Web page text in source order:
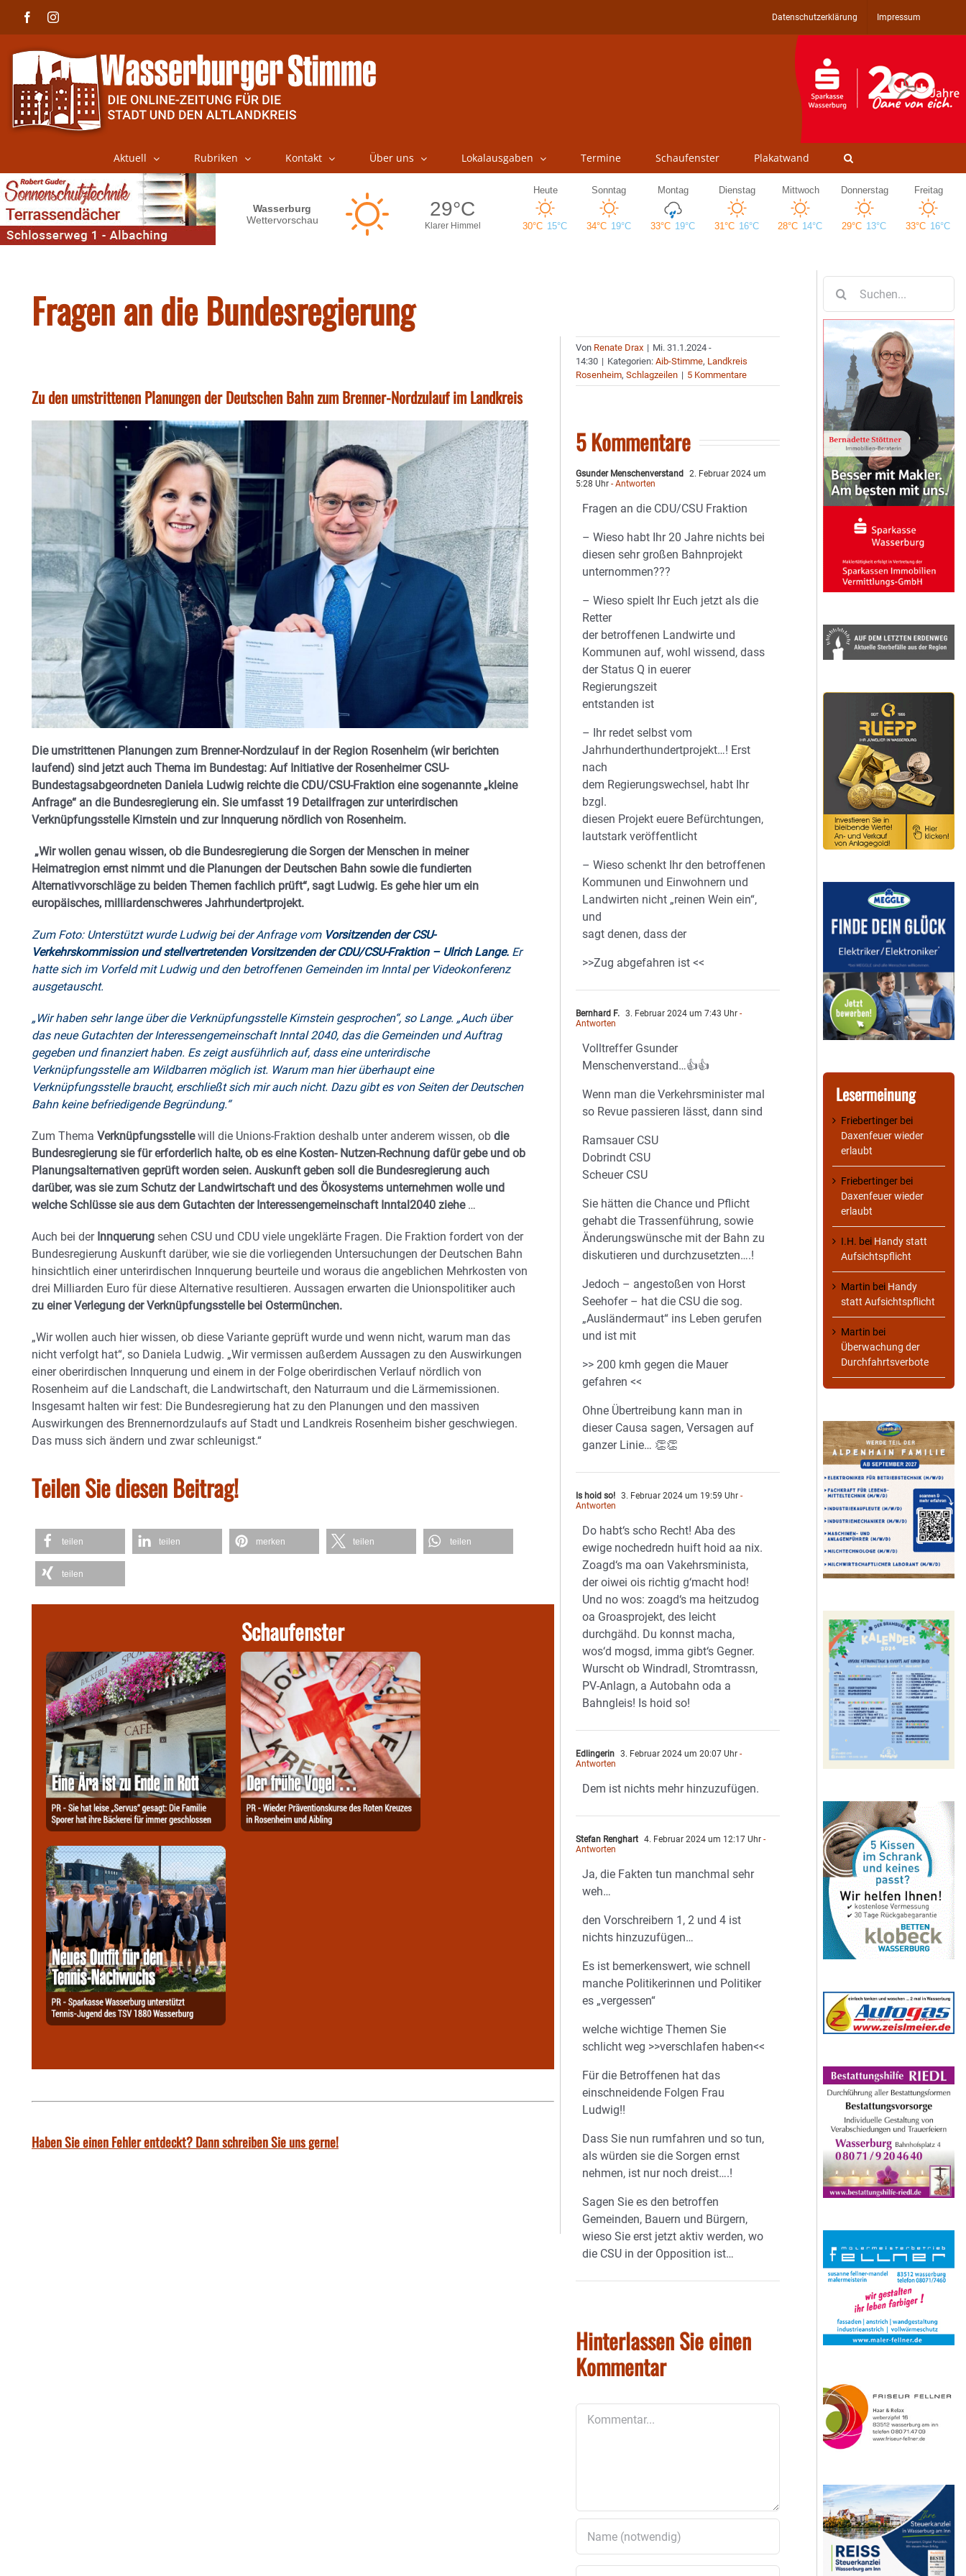
FacebookInstagram Datenschutzerklärung Impressum
Aktuell Rubriken Kontakt Über uns Lokalausgaben Termine Schaufenster Plakatwand
Fragen an die Bundesregierung
Zu den umstrittenen Planungen der Deutschen Bahn zum Brenner-Nordzulauf im Landkreis
Die umstrittenen Planungen zum Brenner-Nordzulauf in der Region Rosenheim (wir berichten
laufend) sind jetzt auch Thema im Bundestag: Auf Initiative der Rosenheimer CSU-
Bundestagsabgeordneten Daniela Ludwig reichte die CDU/CSU-Fraktion eine sogenannte „kleine
Anfrage“ an die Bundesregierung ein. Sie umfasst 19 Detailfragen zur unterirdischen
Verknüpfungsstelle Kirnstein und zur Innquerung nördlich von Rosenheim.
„Wir wollen genau wissen, ob die Bundesregierung die Sorgen der Menschen in meiner
Heimatregion ernst nimmt und die Planungen der Deutschen Bahn sowie die fundierten
Alternativvorschläge zu beiden Themen fachlich prüft“, sagt Ludwig. Es gehe hier um ein
europäisches, milliardenschweres Jahrhundertprojekt.
Zum Foto: Unterstützt wurde Ludwig bei der Anfrage vomVorsitzenden der CSU-
Verkehrskommission und stellvertretenden Vorsitzenden der CDU/CSU-Fraktion – Ulrich Lange. Er
hatte sich im Vorfeld mit Ludwig und den betroffenen Gemeinden im Inntal per Videokonferenz
ausgetauscht.
„Wir haben sehr lange über die Verknüpfungsstelle Kirnstein gesprochen“, so Lange. „Auch über
das neue Gutachten der Interessengemeinschaft Inntal 2040, das die Gemeinden und Auftrag
gegeben und finanziert haben. Es zeigt ausführlich auf, dass eine unterirdische
Verknüpfungsstelle am Wildbarren möglich ist. Warum man hier überhaupt eine
Verknüpfungsstelle braucht, erschließt sich mir auch nicht. Dazu gibt es von Seiten der Deutschen
Bahn keine befriedigende Begründung.“
Zum Thema Verknüpfungsstellewill die Unions-Fraktion deshalb unter anderem wissen, ob die
Bundesregierung sie für erforderlich halte, ob es eine Kosten- Nutzen-Rechnung dafür gebe und ob
Planungsalternativen geprüft worden seien. Auskunft geben soll die Bundesregierung auch
darüber, was sie zum Schutz der Landwirtschaft und des Ökosystems unternehmen wolle und
welche Schlüsse sie aus dem Gutachten der Interessengemeinschaft Inntal2040 ziehe…
Auch bei der Innquerung sehen CSU und CDU viele ungeklärte Fragen. Die Fraktion fordert von der
Bundesregierung Auskunft darüber, wie sie die vorliegenden Untersuchungen der Deutschen Bahn
hinsichtlich einer unterirdischen Innquerung beurteile und woraus die angeblichen Mehrkosten von
drei Milliarden Euro für diese Alternative resultieren. Aussagen erwarten die Unionspolitiker auch
zu einer Verlegung der Verknüpfungsstelle bei Ostermünchen.
„Wir wollen auch hier wissen, ob diese Variante geprüft wurde und wenn nicht, warum man das
nicht verfolgt hat“, so Daniela Ludwig. „Wir vermissen außerdem Aussagen zu den Auswirkungen
einer oberirdischen Innquerung und einem in der Folge oberirdischen Verlauf nördlich von
Rosenheim auf die Landschaft, die Landwirtschaft, den Naturraum und die Lärmemissionen.
Insgesamt halten wir fest: Die Bundesregierung hat zu den Planungen und den massiven
Auswirkungen des Brennernordzulaufs auf Stadt und Landkreis Rosenheim bisher geschwiegen.
Das muss sich ändern und zwar schleunigst.“
Teilen Sie diesen Beitrag!
teilen teilen merken teilen teilen
teilen
Schaufenster
Haben Sie einen Fehler entdeckt? Dann schreiben Sie uns gerne!
Von Renate Drax | Mi. 31.1.2024 -
14:30 | Kategorien:Aib-Stimme, Landkreis
Rosenheim,Schlagzeilen | 5 Kommentare
5 Kommentare
Gsunder Menschenverstand
2. Februar 2024 um
5:28 Uhr - Antworten
Fragen an die CDU/CSU Fraktion
– Wieso habt Ihr 20 Jahre nichts bei
diesen sehr großen Bahnprojekt
unternommen???
– Wieso spielt Ihr Euch jetzt als die
Retter
der betroffenen Landwirte und
Kommunen auf, wohl wissend, dass
der Status Q in euerer
Regierungszeit
entstanden ist
– Ihr redet selbst vom
Jahrhunderthundertprojekt…! Erst
nach
dem Regierungswechsel, habt Ihr
bzgl.
diesen Projekt euere Befürchtungen,
lautstark veröffentlicht
– Wieso schenkt Ihr den betroffenen
Kommunen und Einwohnern und
Landwirten nicht „reinen Wein ein“,
und
sagt denen, dass der
>>Zug abgefahren ist <<
Bernhard F. 3. Februar 2024 um 7:43 Uhr -
Antworten
Volltreffer Gsunder
Menschenverstand…👍👍
Wenn man die Verkehrsminister mal
so Revue passieren lässt, dann sind
Ramsauer CSU
Dobrindt CSU
Scheuer CSU
Sie hätten die Chance und Pflicht
gehabt die Trassenführung, sowie
Änderungswünsche mit der Bahn zu
diskutieren und durchzusetzten….!
Jedoch – angestoßen von Horst
Seehofer – hat die CSU die sog.
„Ausländermaut“ ins Leben gerufen
und ist mit
>> 200 kmh gegen die Mauer
gefahren <<
Ohne Übertreibung kann man in
dieser Causa sagen, Versagen auf
ganzer Linie… 👏👏
Is hoid so! 3. Februar 2024 um 19:59 Uhr -
Antworten
Do habt‘s scho Recht! Aba des
ewige nochedredn huift hoid aa nix.
Zoagd‘s ma oan Vakehrsminista,
der oiwei ois richtig g‘macht hod!
Und no wos: zoagd‘s ma heitzudog
oa Groasprojekt, des leicht
durchgähd. Du konnst macha,
wos‘d mogsd, imma gibt‘s Gegner.
Wurscht ob Windradl, Stromtrassn,
PV-Anlagn, a Autobahn oda a
Bahngleis! Is hoid so!
Edlingerin 3. Februar 2024 um 20:07 Uhr -
Antworten
Dem ist nichts mehr hinzuzufügen.
Stefan Renghart 4. Februar 2024 um 12:17 Uhr -
Antworten
Ja, die Fakten tun manchmal sehr
weh…
den Vorschreibern 1, 2 und 4 ist
nichts hinzuzufügen…
Es ist bemerkenswert, wie schnell
manche Politikerinnen und Politiker
es „vergessen“
welche wichtige Themen Sie
schlicht weg >>verschlafen haben<<
Für die Betroffenen hat das
einschneidende Folgen Frau
Ludwig!!
Dass Sie nun rumfahren und so tun,
als würden sie die Sorgen ernst
nehmen, ist nur noch dreist….!
Sagen Sie es den betroffen
Gemeinden, Bauern und Bürgern,
wieso Sie erst jetzt aktiv werden, wo
die CSU in der Opposition ist…
Hinterlassen Sie einen
Kommentar
nach:
Lesermeinung
Friebertinger bei
Daxenfeuer wieder
erlaubt
Friebertinger bei
Daxenfeuer wieder
erlaubt
I.H. bei Handy statt
Aufsichtspflicht
Martin bei Handy
statt Aufsichtspflicht
Martin bei
Überwachung der
Durchfahrtsverbote